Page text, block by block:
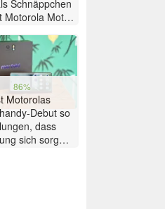
Schnäppchen
Motorola Moto
86%
Motorolas
Debut so
dass
sich sorgen
im Test